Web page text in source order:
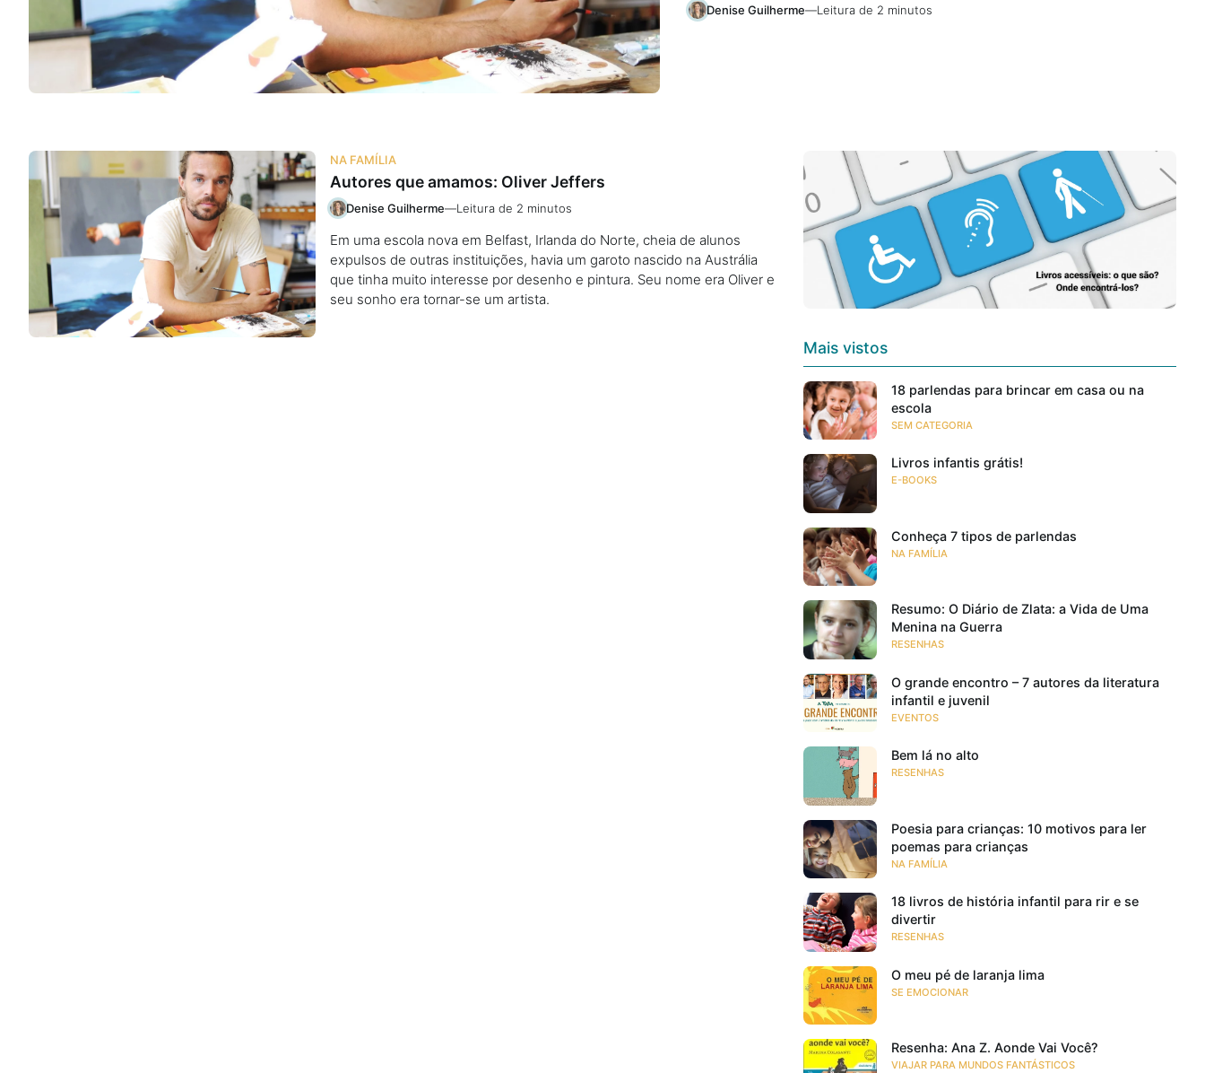
Colunas
Cursos On line
Eventos
Denise Guilherme—Leitura de 2 minutos
NA FAMÍLIA
Autores que amamos: Oliver Jeffers
Denise Guilherme—Leitura de 2 minutos
Em uma escola nova em Belfast, Irlanda do Norte, cheia de alunos
expulsos de outras instituições, havia um garoto nascido na Austrália
que tinha muito interesse por desenho e pintura. Seu nome era Oliver e
seu sonho era tornar-se um artista.
Mais vistos
18 parlendas para brincar em casa ou na
escola
SEM CATEGORIA
Livros infantis grátis!
E-BOOKS
Conheça 7 tipos de parlendas
NA FAMÍLIA
Resumo: O Diário de Zlata: a Vida de Uma
Menina na Guerra
RESENHAS
O grande encontro – 7 autores da literatura
infantil e juvenil
EVENTOS
Bem lá no alto
RESENHAS
Poesia para crianças: 10 motivos para ler
poemas para crianças
NA FAMÍLIA
18 livros de história infantil para rir e se
divertir
RESENHAS
O meu pé de laranja lima
SE EMOCIONAR
Resenha: Ana Z. Aonde Vai Você?
VIAJAR PARA MUNDOS FANTÁSTICOS